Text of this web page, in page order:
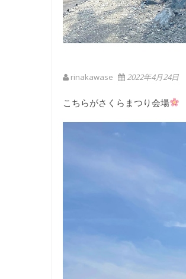
rinakawase 2022年4月24日
こちらがさくらまつり会場